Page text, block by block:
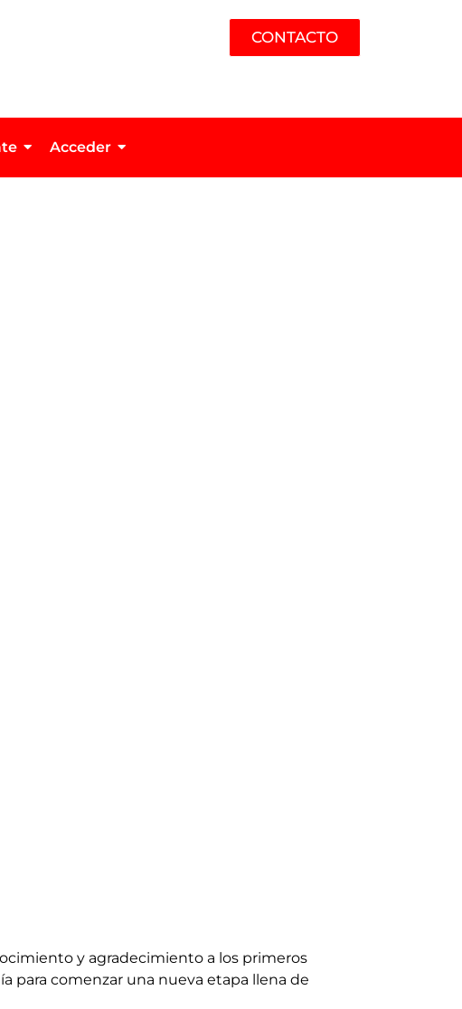
CONTACTO
Acceder
y agradecimiento a los primeros
para comenzar una nueva etapa llena de